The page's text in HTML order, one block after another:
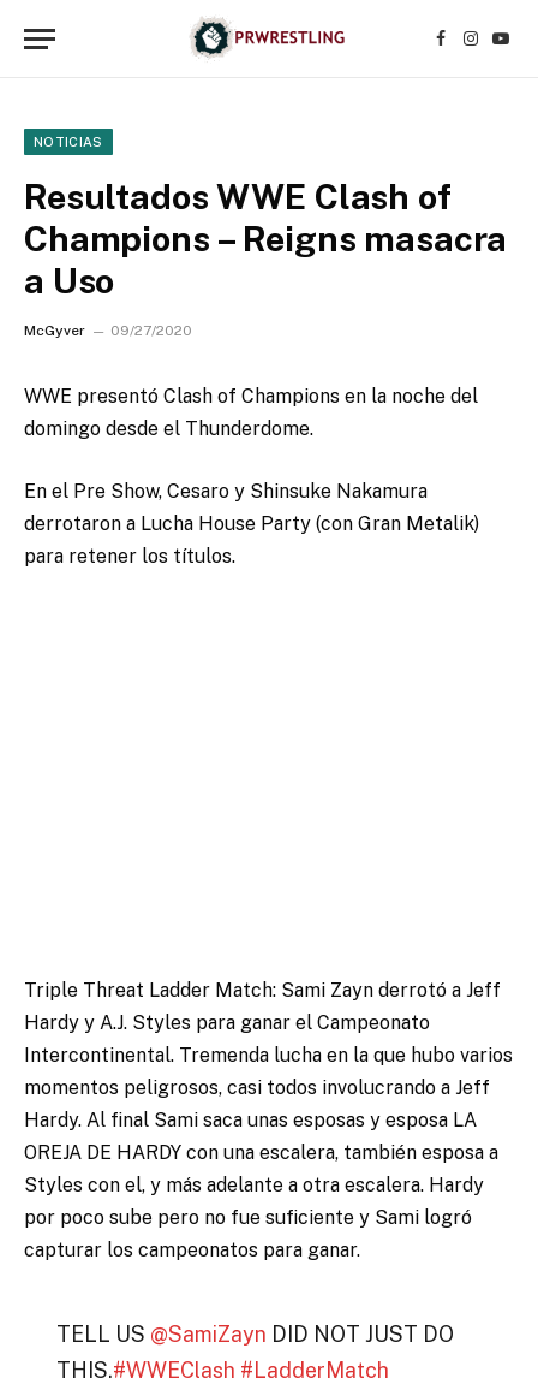
Facebook
NOTICIAS
Resultados WWE Clash of
Champions – Reigns masacra
a Uso
McGyver 09/27/2020
WWE presentó Clash of Champions en la noche del
domingo desde el Thunderdome.
En el Pre Show, Cesaro y Shinsuke Nakamura
derrotaron a Lucha House Party (con Gran Metalik)
para retener los títulos.
Triple Threat Ladder Match: Sami Zayn derrotó a Jeff
Hardy y A.J. Styles para ganar el Campeonato
Intercontinental. Tremenda lucha en la que hubo varios
momentos peligrosos, casi todos involucrando a Jeff
Hardy. Al final Sami saca unas esposas y esposa LA
OREJA DE HARDY con una escalera, también esposa a
Styles con el, y más adelante a otra escalera. Hardy
por poco sube pero no fue suficiente y Sami logró
capturar los campeonatos para ganar.
TELL US @SamiZayn DID NOT JUST DO
THIS.#WWEClash #LadderMatch